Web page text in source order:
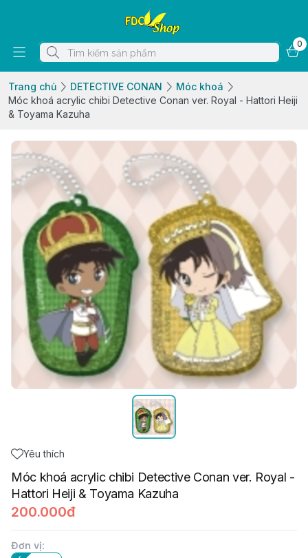
0
Trang chủ DETECTIVE CONAN
Móc khoá
Móc khoá acrylic chibi Detective Conan ver. Royal - Hattori Heiji
& Toyama Kazuha
Yêu thích
Móc khoá acrylic chibi Detective Conan ver. Royal -
Hattori Heiji & Toyama Kazuha
200.000đ
Đơn vị: